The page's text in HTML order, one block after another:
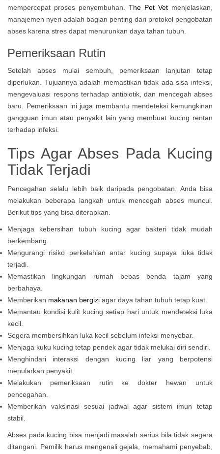
mempercepat proses penyembuhan. The Pet Vet menjelaskan,
manajemen nyeri adalah bagian penting dari protokol pengobatan
abses karena stres dapat menurunkan daya tahan tubuh.
Pemeriksaan Rutin
Setelah abses mulai sembuh, pemeriksaan lanjutan tetap
diperlukan. Tujuannya adalah memastikan tidak ada sisa infeksi,
mengevaluasi respons terhadap antibiotik, dan mencegah abses
baru. Pemeriksaan ini juga membantu mendeteksi kemungkinan
gangguan imun atau penyakit lain yang membuat kucing rentan
terhadap infeksi.
Tips Agar Abses Pada Kucing
Tidak Terjadi
Pencegahan selalu lebih baik daripada pengobatan. Anda bisa
melakukan beberapa langkah untuk mencegah abses muncul.
Berikut tips yang bisa diterapkan.
Menjaga kebersihan tubuh kucing agar bakteri tidak mudah
berkembang.
Mengurangi risiko perkelahian antar kucing supaya luka tidak
terjadi.
Memastikan lingkungan rumah bebas benda tajam yang
berbahaya.
Memberikan makanan bergizi agar daya tahan tubuh tetap kuat.
Memantau kondisi kulit kucing setiap hari untuk mendeteksi luka
kecil.
Segera membersihkan luka kecil sebelum infeksi menyebar.
Menjaga kuku kucing tetap pendek agar tidak melukai diri sendiri.
Menghindari interaksi dengan kucing liar yang berpotensi
menularkan penyakit.
Melakukan pemeriksaan rutin ke dokter hewan untuk
pencegahan.
Memberikan vaksinasi sesuai jadwal agar sistem imun tetap
stabil.
Abses pada kucing bisa menjadi masalah serius bila tidak segera
ditangani. Pemilik harus mengenali gejala, memahami penyebab,